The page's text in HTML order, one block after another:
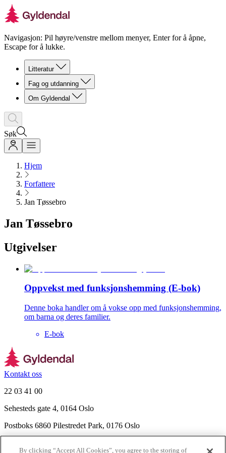
Navigasjon: Pil høyre/venstre mellom menyer, Enter for å åpne,
Escape for å lukke.
Litteratur
Fag og utdanning
Om Gyldendal
Søk
Hjem
Forfattere
Jan Tøssebro
Jan Tøssebro
Utgivelser
Oppvekst med funksjonshemming (E-bok)
Denne boka handler om å vokse opp med funksjonshemming,
om barna og deres familier.
E-bok
Kontakt oss
22 03 41 00
Sehesteds gate 4, 0164 Oslo
Postboks 6860 Pilestredet Park, 0176 Oslo
By clicking “Accept All Cookies”, you agree to the storing of